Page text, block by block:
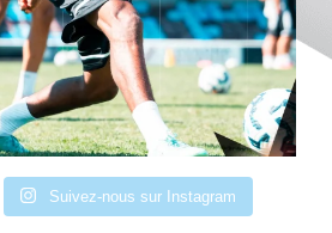
Suivez-nous sur Instagram